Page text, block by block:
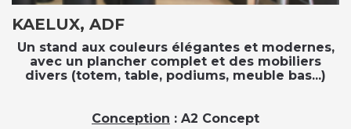
KAELUX, ADF
Un stand aux couleurs élégantes et modernes,
avec un plancher complet et des mobiliers
divers (totem, table, podiums, meuble bas...)
Conception : A2 Concept